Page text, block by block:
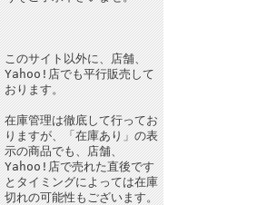
このサイト以外に、店舗、
Yahoo!店でも平行販売して
おります。
在庫管理は徹底して行ってお
りますが、「在庫あり」の表
示の商品でも、店舗、
Yahoo!店で売れた直後です
とタイミングによっては在庫
切れの可能性もございます。